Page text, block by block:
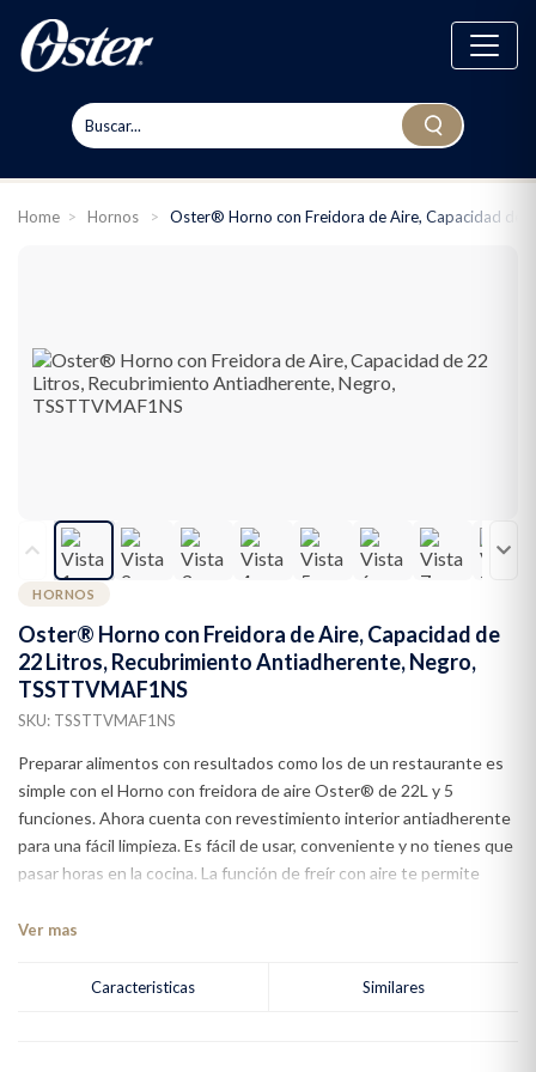
Home > Hornos > Oster® Horno con Freidora de Aire, Capacidad de
HORNOS
Oster® Horno con Freidora de Aire, Capacidad de
22 Litros, Recubrimiento Antiadherente, Negro,
TSSTTVMAF1NS
SKU: TSSTTVMAF1NS
Preparar alimentos con resultados como los de un restaurante es
simple con el Horno con freidora de aire Oster® de 22L y 5
funciones. Ahora cuenta con revestimiento interior antiadherente
para una fácil limpieza. Es fácil de usar, conveniente y no tienes que
pasar horas en la cocina. La función de freír con aire te permite
tiempo, y con esa textura crujiente y perfecta que te gusta. Pero
estar más en control de la forma en que cocinas y lo que cocinas:
Ver mas
Caracteristicas Similares